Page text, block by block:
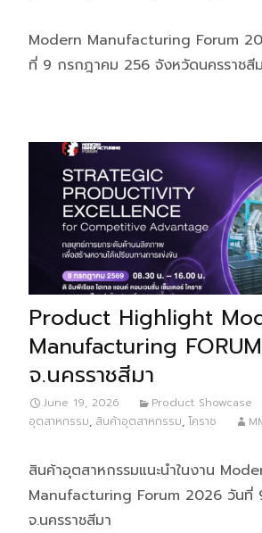
Modern Manufacturing Forum
ที่ 9 กรกฎาคม 256 จังหวัดนครราชสี
Product Highlight
Manufacturing
จ.นครราชสีมา
June 19, 2026 Product Showcase
อุตสาหกรรม, สินค้าอุตสาหกรรม, โคราช
สินค้าอุตสาหกรรมแนะนำในงาน
Manufacturing Forum 2026 วันที่
จ.นครราชสีมา